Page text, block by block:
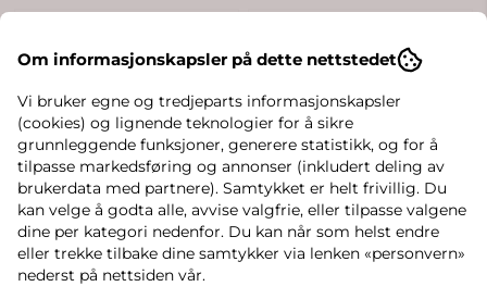
Om informasjonskapsler på dette nettstedet
Vi bruker egne og tredjeparts informasjonskapsler
(cookies) og lignende teknologier for å sikre
grunnleggende funksjoner, generere statistikk, og for å
tilpasse markedsføring og annonser (inkludert deling av
brukerdata med partnere). Samtykket er helt frivillig. Du
kan velge å godta alle, avvise valgfrie, eller tilpasse valgene
dine per kategori nedenfor. Du kan når som helst endre
eller trekke tilbake dine samtykker via lenken «personvern»
nederst på nettsiden vår.